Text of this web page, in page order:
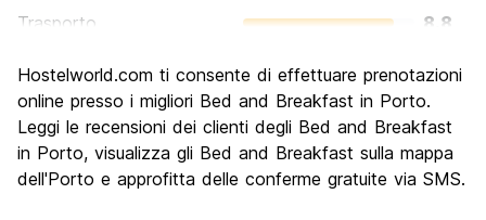
Trasporto
8.8
Luoghi di interesse culturale
9.1
Festa / Vita notturna
8.2
Qualita' Prezzo
9.2
Hostelworld.com ti consente di effettuare prenotazioni
online presso i migliori Bed and Breakfast in Porto.
Leggi le recensioni dei clienti degli Bed and Breakfast
in Porto, visualizza gli Bed and Breakfast sulla mappa
dell'Porto e approfitta delle conferme gratuite via SMS.